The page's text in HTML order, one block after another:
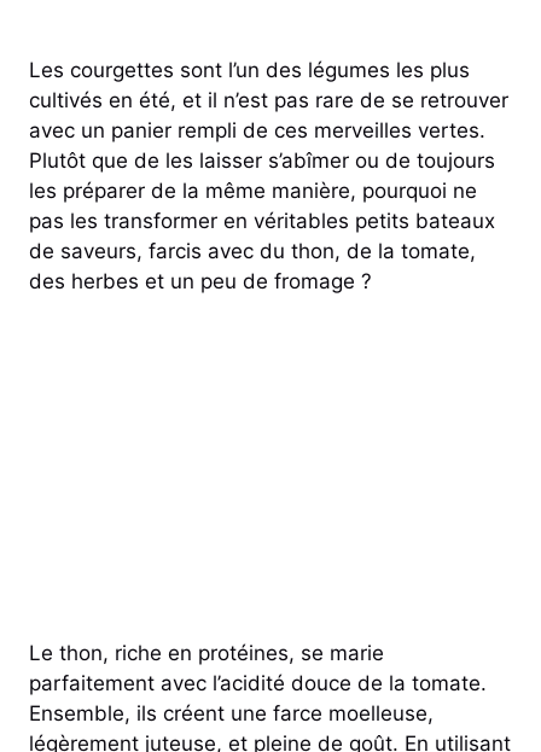
Les courgettes sont l’un des légumes les plus
cultivés en été, et il n’est pas rare de se retrouver
avec un panier rempli de ces merveilles vertes.
Plutôt que de les laisser s’abîmer ou de toujours
les préparer de la même manière, pourquoi ne
pas les transformer en véritables petits bateaux
de saveurs, farcis avec du thon, de la tomate,
des herbes et un peu de fromage ?
Le thon, riche en protéines, se marie
parfaitement avec l’acidité douce de la tomate.
Ensemble, ils créent une farce moelleuse,
légèrement juteuse, et pleine de goût. En utilisant